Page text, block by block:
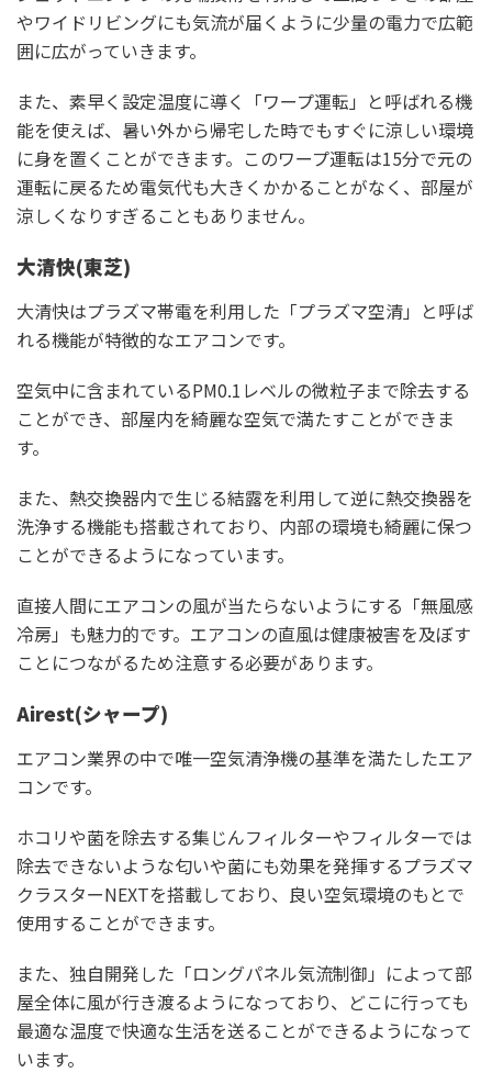
やワイドリビングにも気流が届くように少量の電力で広範
囲に広がっていきます。
また、素早く設定温度に導く「ワープ運転」と呼ばれる機
能を使えば、暑い外から帰宅した時でもすぐに涼しい環境
に身を置くことができます。このワープ運転は15分で元の
運転に戻るため電気代も大きくかかることがなく、部屋が
涼しくなりすぎることもありません。
大清快(東芝)
大清快はプラズマ帯電を利用した「プラズマ空清」と呼ば
れる機能が特徴的なエアコンです。
空気中に含まれているPM0.1レベルの微粒子まで除去する
ことができ、部屋内を綺麗な空気で満たすことができま
す。
また、熱交換器内で生じる結露を利用して逆に熱交換器を
洗浄する機能も搭載されており、内部の環境も綺麗に保つ
ことができるようになっています。
直接人間にエアコンの風が当たらないようにする「無風感
冷房」も魅力的です。エアコンの直風は健康被害を及ぼす
ことにつながるため注意する必要があります。
Airest(シャープ)
エアコン業界の中で唯一空気清浄機の基準を満たしたエア
コンです。
ホコリや菌を除去する集じんフィルターやフィルターでは
除去できないような匂いや菌にも効果を発揮するプラズマ
クラスターNEXTを搭載しており、良い空気環境のもとで
使用することができます。
また、独自開発した「ロングパネル気流制御」によって部
屋全体に風が行き渡るようになっており、どこに行っても
最適な温度で快適な生活を送ることができるようになって
います。